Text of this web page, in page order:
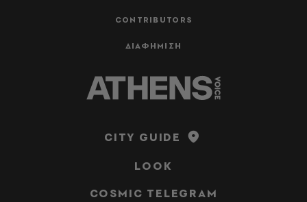
CONTRIBUTORS
ΔΙΑΦΗΜΙΣΗ
CITY GUIDE
LOOK
COSMIC TELEGRAM